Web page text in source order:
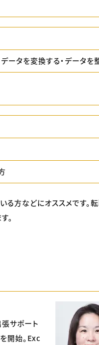
タを変換する・データを
方などにオススメです。
。
サポート
開始。Exc